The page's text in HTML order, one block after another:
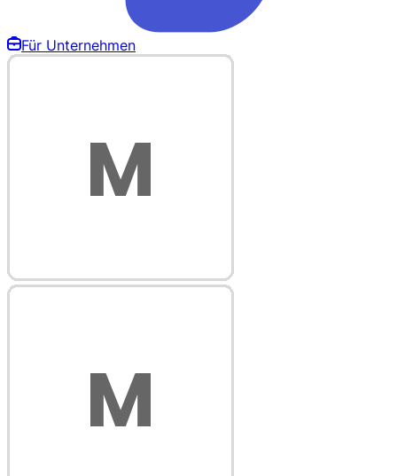
Für Unternehmen